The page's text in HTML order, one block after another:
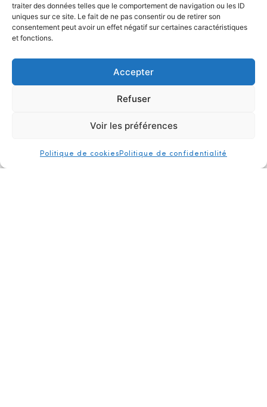
traiter des données telles que le comportement de navigation ou les ID
uniques sur ce site. Le fait de ne pas consentir ou de retirer son
consentement peut avoir un effet négatif sur certaines caractéristiques
et fonctions.
Accepter
Refuser
Voir les préférences
Politique de cookies Politique de confidentialité
Cette exposition, en plus de montrer les productions
de Hans Hartung et d’Anna-Eva Bergman, s’appuie
sur la donation d’œuvres de Terry Haass à la
Fondation et bénéficie du prêt exceptionnel de
plusieurs pièces de Vera Molnár. Elle s’inscrit, par
ailleurs, dans le programme de recherche «
Paysage et abstraction » conduit en 2024-2025.
Pour information: hb projet